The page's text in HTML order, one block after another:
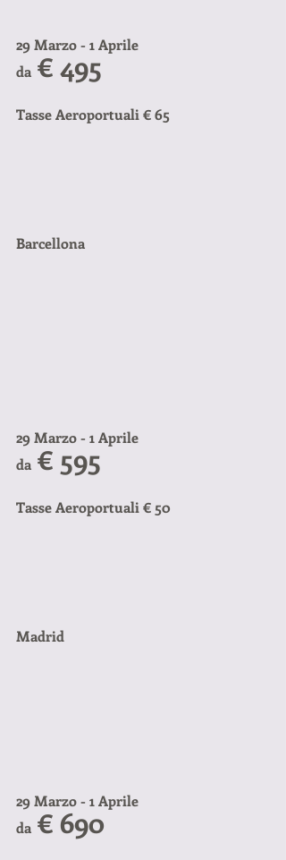
29 Marzo - 1 Aprile
da € 495
Tasse Aeroportuali € 65
Barcellona
29 Marzo - 1 Aprile
da € 595
Tasse Aeroportuali € 50
Madrid
29 Marzo - 1 Aprile
da € 690